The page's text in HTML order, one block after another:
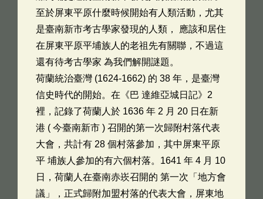
至於屏東平原什麼時候開始有人類活動，尤其
是臺南新市考古學家發現的人類， 應該和居住
在屏東平原平埔族人的老祖先有關聯，不過這
還有待考古學家 為我們解開謎題。
荷蘭統治臺灣 (1624-1662) 的 38 年，是臺灣
信史時代的開始。在《巴 達維亞城日記》2
裡，記錄了荷蘭人於 1636 年 2 月 20 日在新
港 ( 今臺南新市 ) 召開的第一次歸附村落代表
大會，共計有 28 個村落參加，其中屏東平原
平 埔族人參加的有六個村落。1641 年 4 月 10
日，荷蘭人在臺南赤崁召開的 第一次「地方會
議」，正式歸附加盟村落的代表大會，屏東地